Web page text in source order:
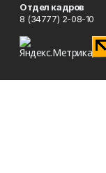
Отдел кадров
8 (34777) 2-08-10